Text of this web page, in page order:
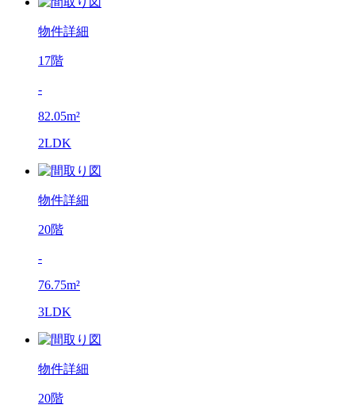
物件詳細
17階
-
82.05m²
2LDK
物件詳細
20階
-
76.75m²
3LDK
物件詳細
20階